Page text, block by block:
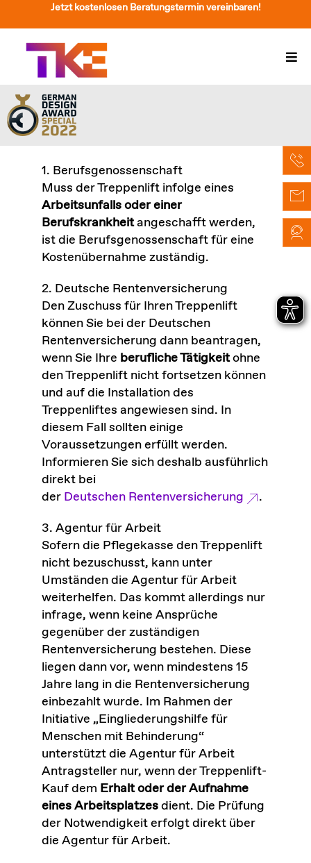
Inhalt
springen
Jetzt kostenlosen Beratungstermin vereinbaren!
Treppenlift
Preise
Service
Treppenliftberatung
Über Uns & Kontakt
Suche
1. Berufsgenossenschaft
Muss der Treppenlift infolge eines
Arbeitsunfalls oder einer
Berufskrankheitangeschafft werden,
ist die Berufsgenossenschaft für eine
Kostenübernahme zuständig.
2. Deutsche Rentenversicherung
Den Zuschuss für Ihren Treppenlift
können Sie bei der Deutschen
Rentenversicherung dann beantragen,
wenn Sie Ihre berufliche Tätigkeitohne
den Treppenlift nicht fortsetzen können
und auf die Installation des
Treppenliftes angewiesen sind. In
diesem Fall sollten einige
Voraussetzungen erfüllt werden.
Informieren Sie sich deshalb ausführlich
direkt bei
der Deutschen Rentenversicherung
.
3. Agentur für Arbeit
Sofern die Pflegekasse den Treppenlift
nicht bezuschusst, kann unter
Umständen die Agentur für Arbeit
weiterhelfen. Das kommt allerdings nur
infrage, wenn keine Ansprüche
gegenüber der zuständigen
Rentenversicherung bestehen. Diese
liegen dann vor, wenn mindestens 15
Jahre lang in die Rentenversicherung
einbezahlt wurde. Im Rahmen der
Initiative „Eingliederungshilfe für
Menschen mit Behinderung“
unterstützt die Agentur für Arbeit
Antragsteller nur, wenn der Treppenlift-
Kauf dem Erhalt oder der Aufnahme
eines Arbeitsplatzesdient. Die Prüfung
der Notwendigkeit erfolgt direkt über
die Agentur für Arbeit.